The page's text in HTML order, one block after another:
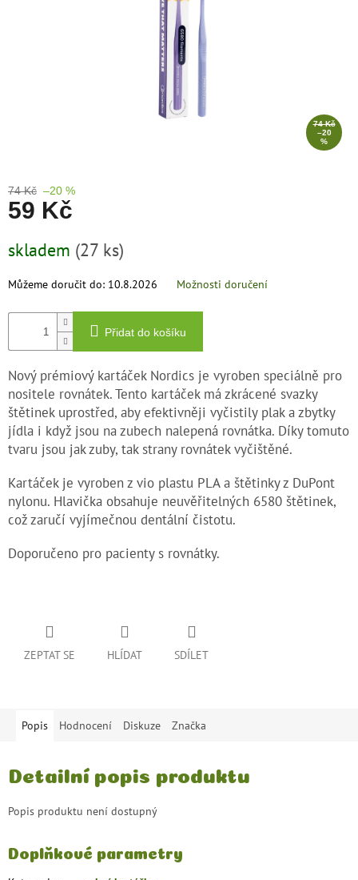
74 Kč
–20
%
74 Kč –20 %
59 Kč
cena:
skladem (27 ks)
Můžeme doručit do: 10.8.2026 Možnosti doručení
Přidat do košíku
Nový prémiový kartáček Nordics je vyroben speciálně pro
nositele rovnátek. Tento kartáček má zkrácené svazky
štětinek uprostřed, aby efektivněji vyčistily plak a zbytky
jídla i když jsou na zubech nalepená rovnátka. Díky tomuto
tvaru jsou jak zuby, tak strany rovnátek vyčištěné.
Kartáček je vyroben z vio plastu PLA a štětinky z DuPont
nylonu. Hlavička obsahuje neuvěřitelných 6580 štětinek,
což zaručí vyjímečnou dentální čistotu.
Doporučeno pro pacienty s rovnátky.
ZEPTAT SE HLÍDAT SDÍLET
Popis Hodnocení Diskuze Značka
Detailní popis produktu
Popis produktu není dostupný
Doplňkové parametry